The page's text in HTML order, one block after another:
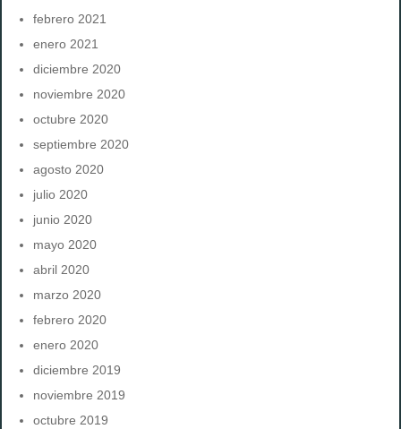
febrero 2021
enero 2021
diciembre 2020
noviembre 2020
octubre 2020
septiembre 2020
agosto 2020
julio 2020
junio 2020
mayo 2020
abril 2020
marzo 2020
febrero 2020
enero 2020
diciembre 2019
noviembre 2019
octubre 2019